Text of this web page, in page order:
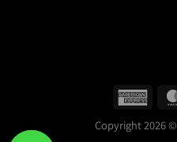
Copyright 2026 ©